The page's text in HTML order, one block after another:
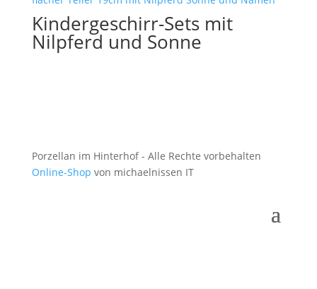
Kindergeschirr-Sets mit
Nilpferd und Sonne
Porzellan im Hinterhof - Alle Rechte vorbehalten
Online-Shop von michaelnissen IT